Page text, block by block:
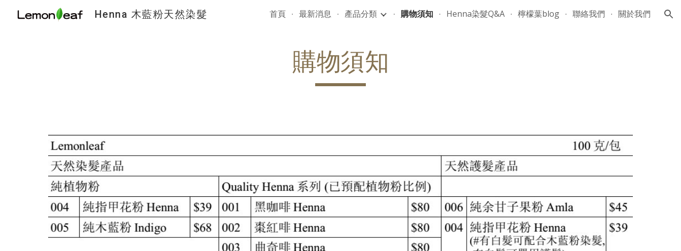
Skip to main content Skip to navigation
Henna 木藍粉天然染髮 首頁 最新消息 產品分類 購物須知 Henna染髮Q&A 檸檬葉blog 聯絡我們 關於我們
購物須知